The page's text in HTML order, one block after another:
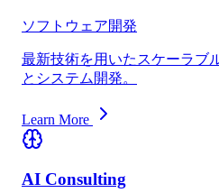
ソフトウェア開発
最新技術を用いたスケーラブ
とシステム開発。
Learn More
AI Consulting